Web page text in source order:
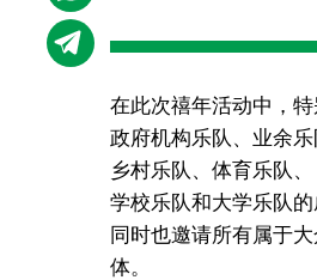
在此次禧年活动中，特
政府机构乐队、业余乐
乡村乐队、体育乐队、
学校乐队和大学乐队
同时也邀请所有属于
体。